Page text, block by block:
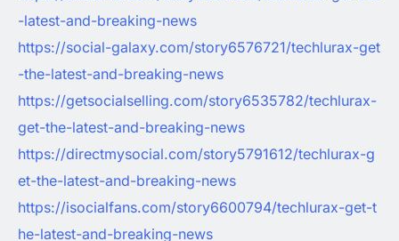
-latest-and-breaking-news
https://social-galaxy.com/story6576721/techlurax-get
-the-latest-and-breaking-news
https://getsocialselling.com/story6535782/techlurax-
get-the-latest-and-breaking-news
https://directmysocial.com/story5791612/techlurax-g
et-the-latest-and-breaking-news
https://isocialfans.com/story6600794/techlurax-get-t
he-latest-and-breaking-news